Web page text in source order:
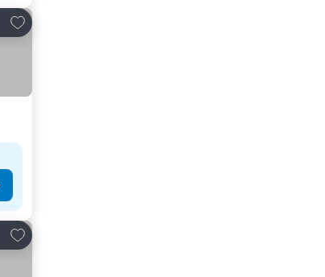
Adicionar aos favoritos
Adicionar aos favoritos